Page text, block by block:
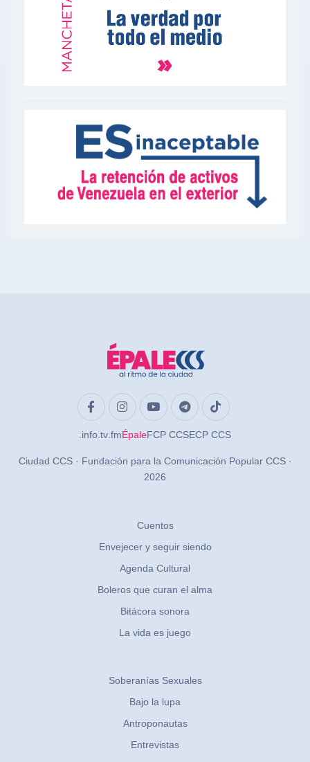
.info .tv .fmÉpaleFCP CCSECP CCS
Ciudad CCS · Fundación para la Comunicación Popular CCS ·
2026
Cuentos
Envejecer y seguir siendo
Agenda Cultural
Boleros que curan el alma
Bitácora sonora
La vida es juego
Soberanías Sexuales
Bajo la lupa
Antroponautas
Entrevistas